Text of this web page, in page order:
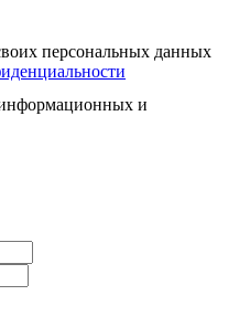
персональных данных
и